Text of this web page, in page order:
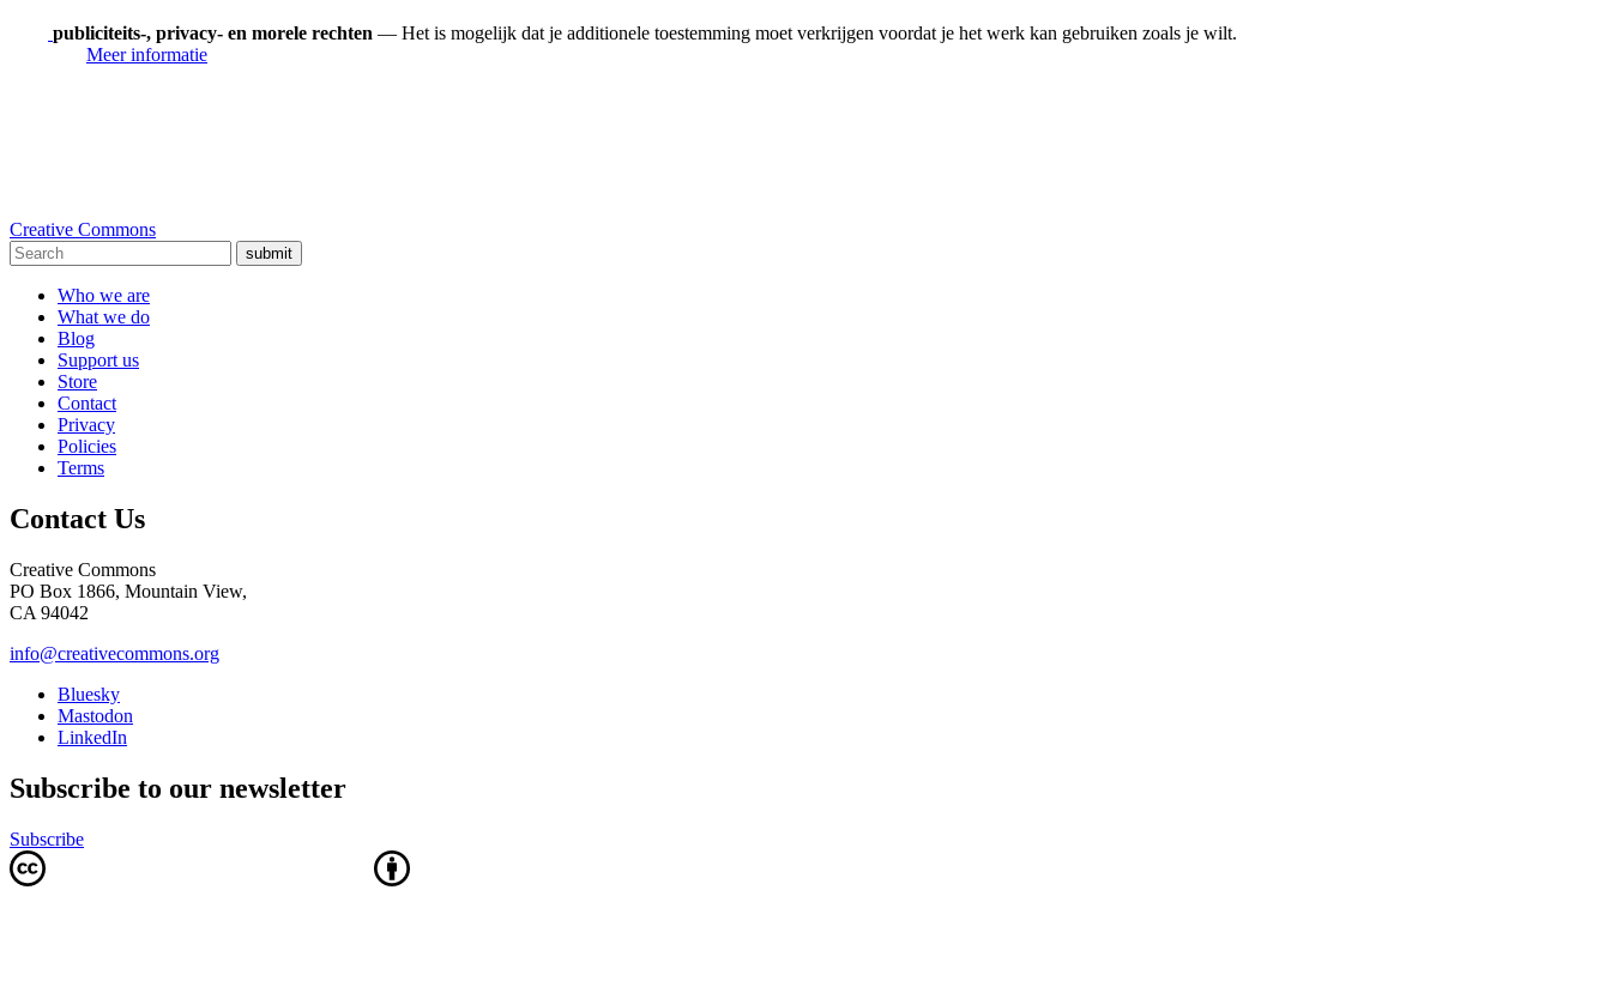
publiciteits-, privacy- en morele rechten — Het is mogelijk dat je additionele toestemming moet verkrijgen voordat je het werk kan gebruiken zoals je wilt.
Meer informatie
Creative Commons
submit
Who we are
What we do
Blog
Support us
Store
Contact
Privacy
Policies
Terms
Contact Us
Creative Commons
PO Box 1866, Mountain View,
CA 94042
info@creativecommons.org
Bluesky
Mastodon
LinkedIn
Subscribe to our newsletter
Subscribe